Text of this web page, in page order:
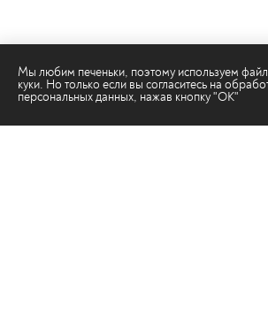
Мы любим печеньки, поэтому используем
куки. Но только если вы согласитесь на
персональных данных, нажав кнопку "ОК"